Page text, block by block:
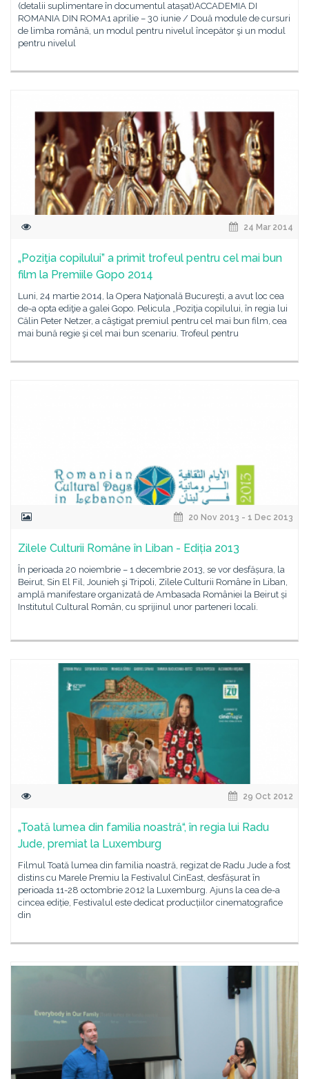
(detalii suplimentare în documentul atașat)ACCADEMIA DI
ROMANIA DIN ROMA1 aprilie – 30 iunie / Două module de cursuri
de limba română, un modul pentru nivelul începător şi un modul
pentru nivelul
24 Mar 2014
„Poziţia copilului” a primit trofeul pentru cel mai bun
film la Premiile Gopo 2014
Luni, 24 martie 2014, la Opera Naţională Bucureşti, a avut loc cea
de-a opta ediţie a galei Gopo. Pelicula „Poziţia copilului, în regia lui
Călin Peter Netzer, a câştigat premiul pentru cel mai bun film, cea
mai bună regie şi cel mai bun scenariu. Trofeul pentru
20 Nov 2013 - 1 Dec 2013
Zilele Culturii Române în Liban - Ediția 2013
În perioada 20 noiembrie – 1 decembrie 2013, se vor desfășura, la
Beirut, Sin El Fil, Jounieh şi Tripoli, Zilele Culturii Române în Liban,
amplă manifestare organizată de Ambasada României la Beirut și
Institutul Cultural Român, cu sprijinul unor parteneri locali.
29 Oct 2012
„Toată lumea din familia noastră“, în regia lui Radu
Jude, premiat la Luxemburg
Filmul Toată lumea din familia noastră, regizat de Radu Jude a fost
distins cu Marele Premiu la Festivalul CinEast, desfășurat în
perioada 11-28 octombrie 2012 la Luxemburg. Ajuns la cea de-a
cincea ediție, Festivalul este dedicat producțiilor cinematografice
din